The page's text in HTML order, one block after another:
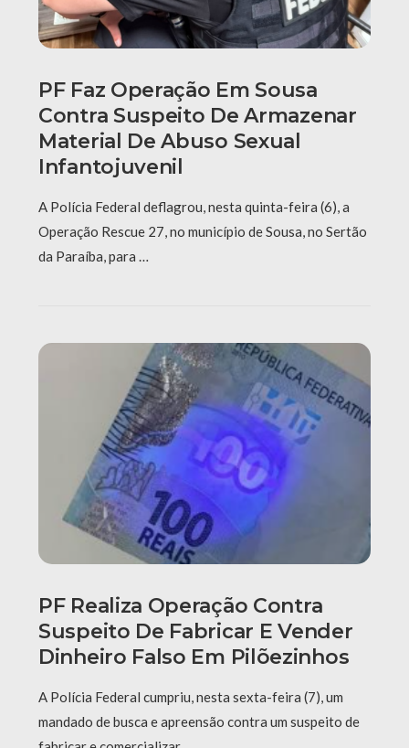
PF Faz Operação Em Sousa
Contra Suspeito De Armazenar
Material De Abuso Sexual
Infantojuvenil
A Polícia Federal deflagrou, nesta quinta-feira (6), a
Operação Rescue 27, no município de Sousa, no Sertão
da Paraíba, para …
PF Realiza Operação Contra
Suspeito De Fabricar E Vender
Dinheiro Falso Em Pilõezinhos
A Polícia Federal cumpriu, nesta sexta-feira (7), um
mandado de busca e apreensão contra um suspeito de